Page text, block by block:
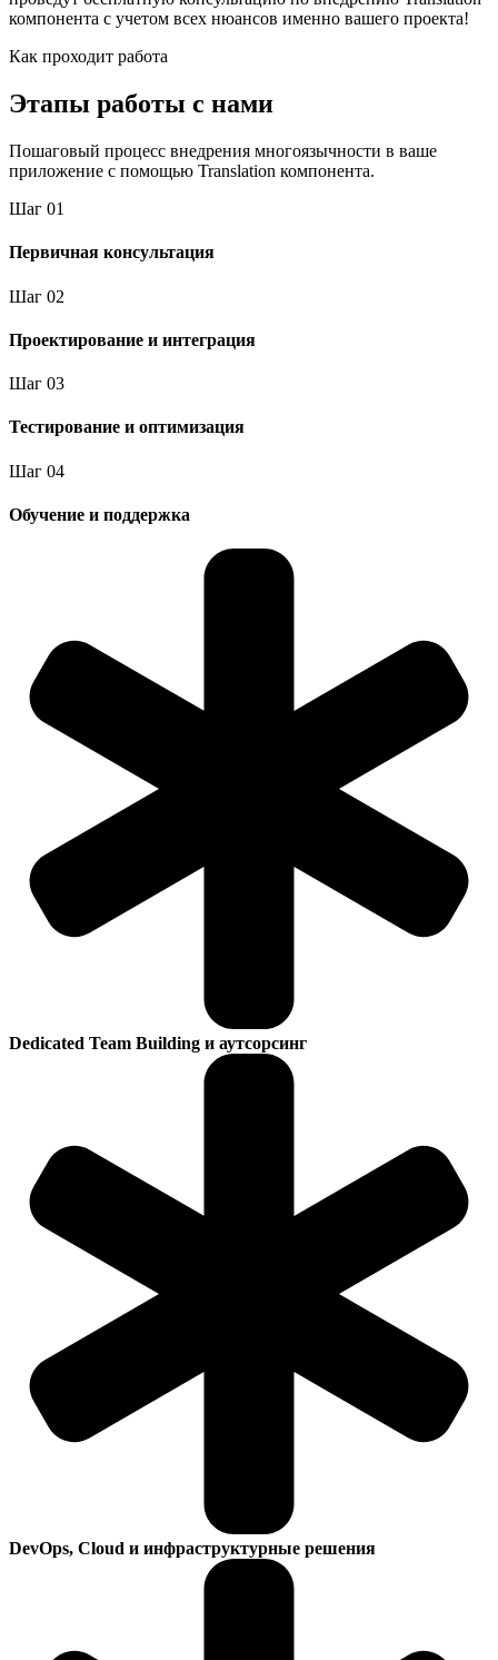
компонента с учетом всех нюансов именно вашего проекта!
Как проходит работа
Этапы работы с нами
Пошаговый процесс внедрения многоязычности в ваше
приложение с помощью Translation компонента.
Шаг 01
Первичная консультация
Шаг 02
Проектирование и интеграция
Шаг 03
Тестирование и оптимизация
Шаг 04
Обучение и поддержка
Dedicated Team Building и аутсорсинг
DevOps, Cloud и инфраструктурные решения